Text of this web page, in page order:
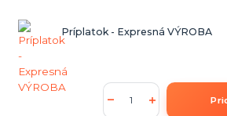
Príplatok - Expresná VÝROBA